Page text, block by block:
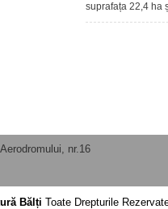
suprafața 22,4 ha
nr.16
Bălți Toate Drepturile